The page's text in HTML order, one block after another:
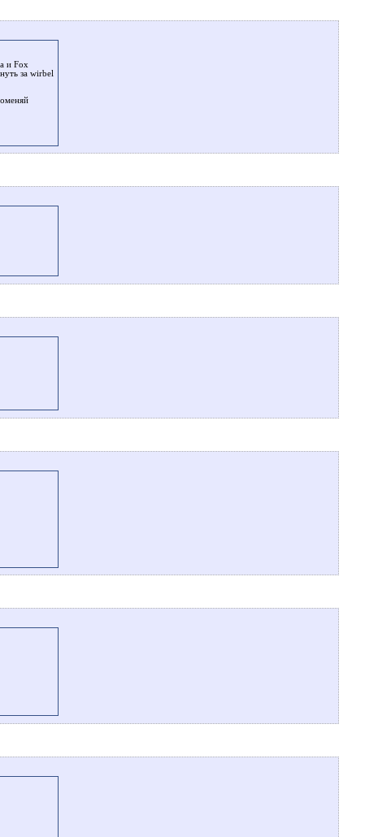
и Fox
за wirbel